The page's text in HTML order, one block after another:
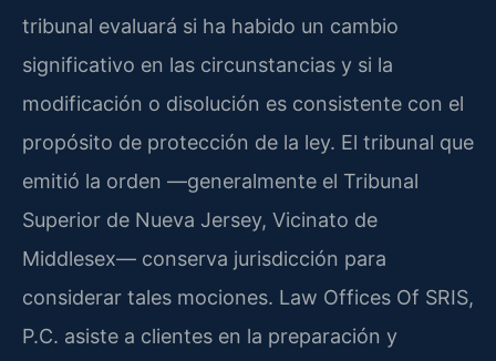
tribunal evaluará si ha habido un cambio
significativo en las circunstancias y si la
modificación o disolución es consistente con el
propósito de protección de la ley. El tribunal que
emitió la orden —generalmente el Tribunal
Superior de Nueva Jersey, Vicinato de
Middlesex— conserva jurisdicción para
considerar tales mociones. Law Offices Of SRIS,
P.C. asiste a clientes en la preparación y